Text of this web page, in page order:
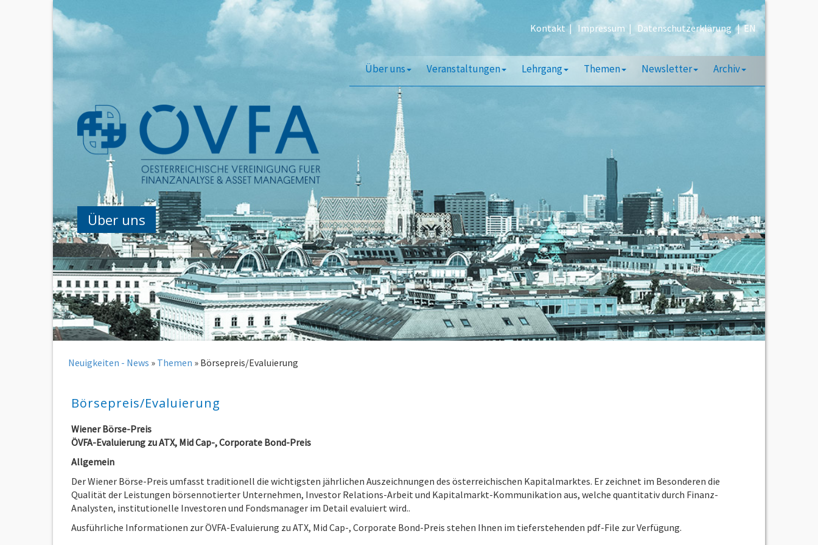
Kontakt| Impressum | Datenschutzerklärung|EN
Über uns Veranstaltungen Lehrgang Themen Newsletter Archiv
Über uns
Neuigkeiten - News » Themen » Börsepreis/Evaluierung
Börsepreis/Evaluierung
Wiener Börse-Preis
ÖVFA-Evaluierung zu ATX, Mid Cap-, Corporate Bond-Preis
Allgemein
Der Wiener Börse-Preis umfasst traditionell die wichtigsten jährlichen Auszeichnungen des österreichischen Kapitalmarktes. Er zeichnet im Besonderen die
Qualität der Leistungen börsennotierter Unternehmen, Investor Relations-Arbeit und Kapitalmarkt-Kommunikation aus, welche quantitativ durch Finanz-
Analysten, institutionelle Investoren und Fondsmanager im Detail evaluiert wird..
Ausführliche Informationen zur ÖVFA-Evaluierung zu ATX, Mid Cap-, Corporate Bond-Preis stehen Ihnen im tieferstehenden pdf-File zur Verfügung.